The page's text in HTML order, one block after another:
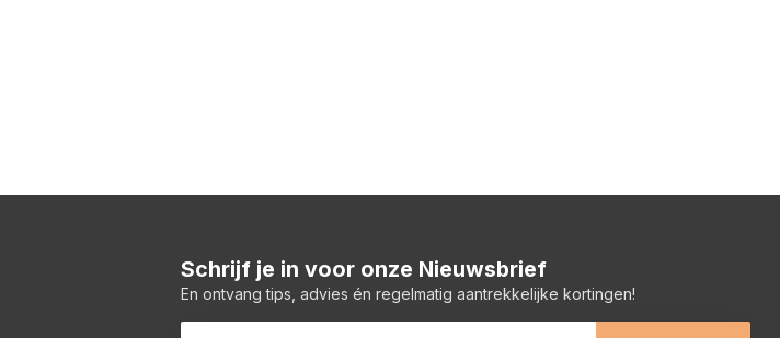
Schrijf je in voor onze Nieuwsbrief
En ontvang tips, advies én regelmatig aantrekkelijke kortingen!